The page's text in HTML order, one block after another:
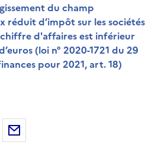
du champ
réduit d’impôt sur les sociétés
d'affaires est inférieur
(loi n° 2020-1721 du 29
pour 2021, art. 18)
au format pdf
Twitter
Partager sur LinkedIn